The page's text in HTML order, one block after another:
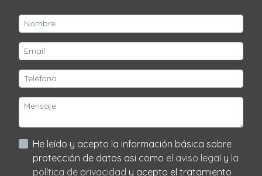
He leído y acepto la información básica sobre
protección de datos asi como el aviso legal y la
política de privacidad y acepto el tratamiento